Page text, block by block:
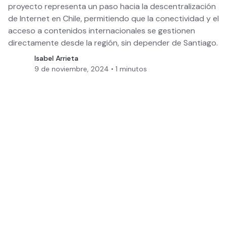
proyecto representa un paso hacia la descentralización
de Internet en Chile, permitiendo que la conectividad y el
acceso a contenidos internacionales se gestionen
directamente desde la región, sin depender de Santiago.
Isabel Arrieta
9 de noviembre, 2024 • 1 minutos